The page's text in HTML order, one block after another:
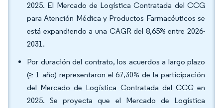
2025. El Mercado de Logística Contratada del CCG
para Atención Médica y Productos Farmacéuticos se
está expandiendo a una CAGR del 8,65% entre 2026-
2031.
Por duración del contrato, los acuerdos a largo plazo
(≥ 1 año) representaron el 67,30% de la participación
del Mercado de Logística Contratada del CCG en
2025. Se proyecta que el Mercado de Logística